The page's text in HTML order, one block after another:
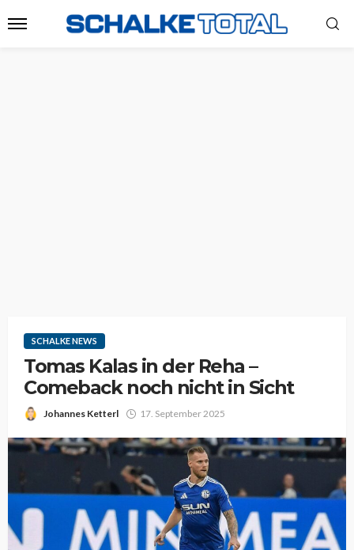
SCHALKE NEWS
Tomas Kalas in der Reha –
Comeback noch nicht in Sicht
Johannes Ketterl 17. September 2025